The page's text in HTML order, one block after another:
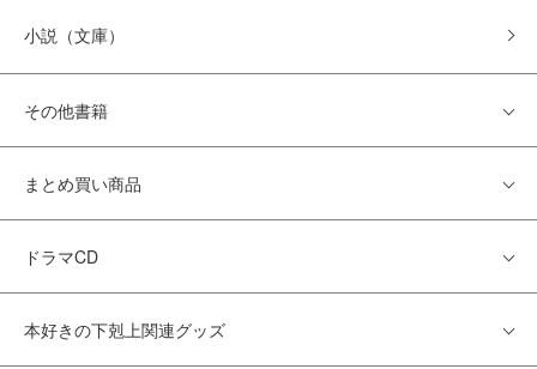
小説（文庫）
その他書籍
まとめ買い商品
ドラマCD
本好きの下剋上関連グッズ